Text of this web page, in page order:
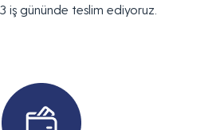
iş gününde teslim ediyoruz.